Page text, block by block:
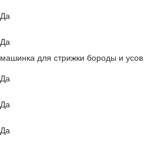
Да
Да
машинка для стрижки бороды и усов
Да
Да
Да